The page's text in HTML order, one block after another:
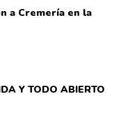
a Cremería en la
Y TODO ABIERTO